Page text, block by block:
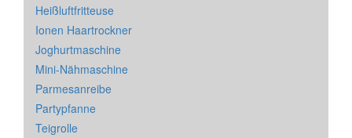
Heißluftfritteuse
Ionen Haartrockner
Joghurtmaschine
Mini-Nähmaschine
Parmesanreibe
Partypfanne
Teigrolle